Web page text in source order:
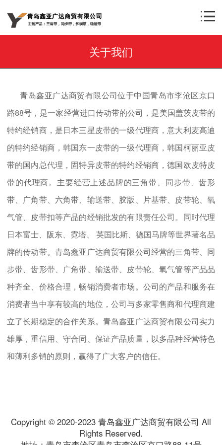
关于我们
青岛鑫亚广达商贸有限公司位于中国青岛市李沧区京口
路88号，是一家经营进口传动带的公司，是美国盖茨皮带的
特约经销商，是日本三星皮带的一级代理商，意大利麦高迪
的特约经销商，韩国东一皮带的一级代理商，韩国柯丽亚皮
带的国内总代理，固特异皮带的特约经销商，德国欧皮特皮
带的代理商。主要经营上述品牌的三角带、同步带、齿形
带、广角带、六角带、输送带、胶版、片基带、皮带轮、氧
气管、皮带扣等产品的经销批发的有限责任公司。同时代理
日本富士、阪东、霓塔、 英国比斯、德国马牌等世界著名品
牌的传动带。青岛鑫亚广达商贸有限公司经营的三角带、同
步带、齿形带、广角带、输送带、皮带轮、氧气管等产品品
种齐全、价格合理，畅销消费者市场。公司的产品和服务在
消费者当中享有较高的地位，公司与多家零售商和代理商建
立了长期稳定的合作关系。青岛鑫亚广达商贸有限公司实力
雄厚，重信用、守合同、保证产品质量，以多品种经营特色
和薄利多销的原则，赢得了广大客户的信任。
Copyright © 2020-2023 青岛鑫亚广达商贸有限公司 All
Rights Reserved.